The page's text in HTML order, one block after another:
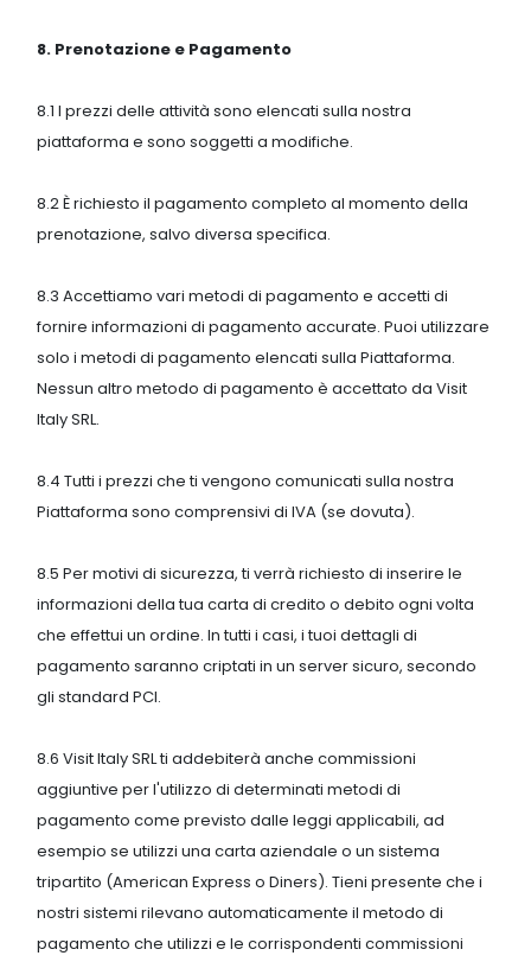
8. Prenotazione e Pagamento
8.1 I prezzi delle attività sono elencati sulla nostra
piattaforma e sono soggetti a modifiche.
8.2 È richiesto il pagamento completo al momento della
prenotazione, salvo diversa specifica.
8.3 Accettiamo vari metodi di pagamento e accetti di
fornire informazioni di pagamento accurate. Puoi utilizzare
solo i metodi di pagamento elencati sulla Piattaforma.
Nessun altro metodo di pagamento è accettato da Visit
Italy SRL.
8.4 Tutti i prezzi che ti vengono comunicati sulla nostra
Piattaforma sono comprensivi di IVA (se dovuta).
8.5 Per motivi di sicurezza, ti verrà richiesto di inserire le
informazioni della tua carta di credito o debito ogni volta
che effettui un ordine. In tutti i casi, i tuoi dettagli di
pagamento saranno criptati in un server sicuro, secondo
gli standard PCI.
8.6 Visit Italy SRL ti addebiterà anche commissioni
aggiuntive per l'utilizzo di determinati metodi di
pagamento come previsto dalle leggi applicabili, ad
esempio se utilizzi una carta aziendale o un sistema
tripartito (American Express o Diners). Tieni presente che i
nostri sistemi rilevano automaticamente il metodo di
pagamento che utilizzi e le corrispondenti commissioni